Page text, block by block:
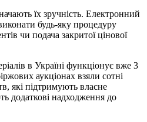
їх зручність. Електронний
будь-яку процедуру
чи подача закритої цінової
в Україні функціонує вже 3
аукціонах взяли сотні
які підтримують власне
додаткові надходження до